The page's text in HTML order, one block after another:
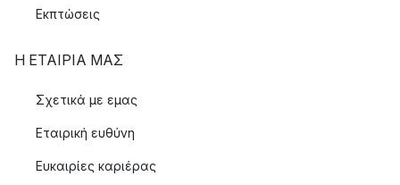
Εκπτώσεις
Η ΕΤΑΊΡΙΑ ΜΑΣ
Σχετικά με εμας
Εταιρική ευθύνη
Ευκαιρίες καριέρας